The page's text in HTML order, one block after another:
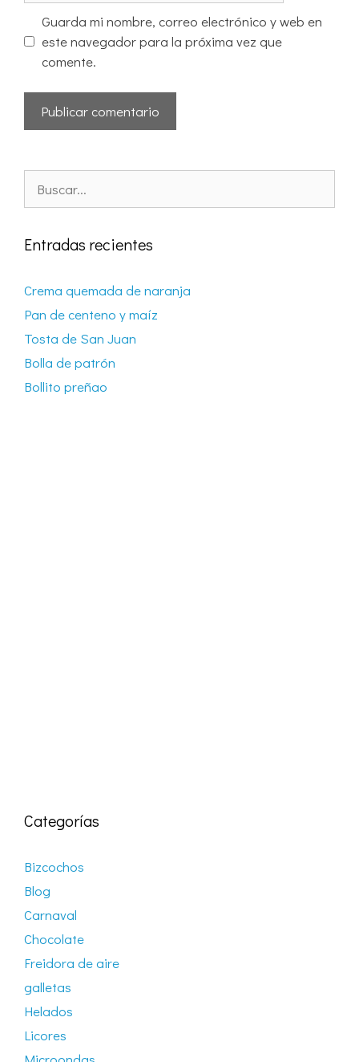
Guarda mi nombre, correo electrónico y web en
este navegador para la próxima vez que
comente.
Entradas recientes
Crema quemada de naranja
Pan de centeno y maíz
Tosta de San Juan
Bolla de patrón
Bollito preñao
Categorías
Bizcochos
Blog
Carnaval
Chocolate
Freidora de aire
galletas
Helados
Licores